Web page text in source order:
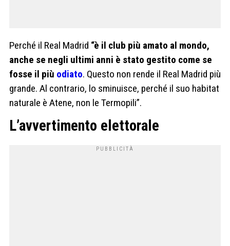
Perché il Real Madrid “è il club più amato al mondo,
anche se negli ultimi anni è stato gestito come se
fosse il più odiato. Questo non rende il Real Madrid più
grande. Al contrario, lo sminuisce, perché il suo habitat
naturale è Atene, non le Termopili”.
L’avvertimento elettorale